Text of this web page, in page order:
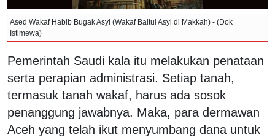
Ased Wakaf Habib Bugak Asyi (Wakaf Baitul Asyi di Makkah) - (Dok
Istimewa)
Pemerintah Saudi kala itu melakukan penataan
serta perapian administrasi. Setiap tanah,
termasuk tanah wakaf, harus ada sosok
penanggung jawabnya. Maka, para dermawan
Aceh yang telah ikut menyumbang dana untuk